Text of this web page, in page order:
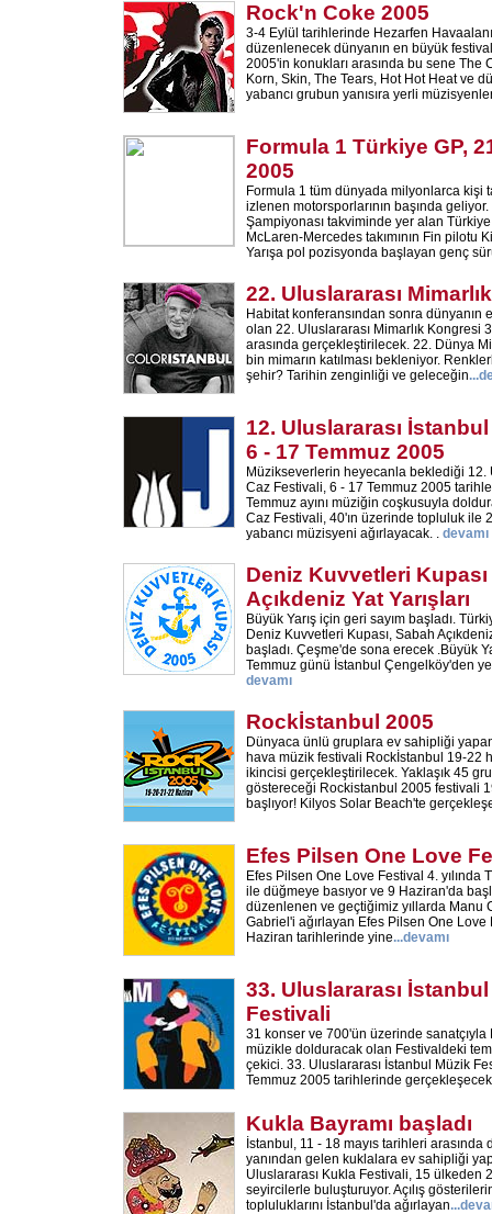
Rock'n Coke 2005
3-4 Eylül tarihlerinde Hezarfen
düzenlenecek dünyanın en büyük
2005'in konukları arasında bu sene The
Korn, Skin, The Tears, Hot Hot Heat ve
yabancı grubun yanısıra yerli
Formula 1 Türkiye GP,
2005
Formula 1 tüm dünyada milyonlarca kişi
izlenen motorsporlarının başında
Şampiyonası takviminde yer alan
McLaren-Mercedes takımının Fin pilotu
Yarışa pol pozisyonda başlayan genç
22. Uluslararası
Habitat konferansından sonra dünyanın
olan 22. Uluslararası Mimarlık Kongresi
arasında gerçekleştirilecek. 22. Dünya
bin mimarın katılması bekleniyor.
şehir? Tarihin zenginliği ve geleceğin...
12. Uluslararası
6 - 17 Temmuz 2005
Müzikseverlerin heyecanla beklediği 12.
Caz Festivali, 6 - 17 Temmuz 2005
Temmuz ayını müziğin coşkusuyla
Caz Festivali, 40'ın üzerinde topluluk ile
yabancı müzisyeni ağırlayacak. . devamı
Deniz Kuvvetleri
Açıkdeniz Yat Yarışları
Büyük Yarış için geri sayım başladı.
Deniz Kuvvetleri Kupası, Sabah
başladı. Çeşme'de sona erecek .Büyük
Temmuz günü İstanbul Çengelköy'den
devamı
Rockİstanbul 2005
Dünyaca ünlü gruplara ev sahipliği
hava müzik festivali Rockİstanbul 19-22
ikincisi gerçekleştirilecek. Yaklaşık 45
göstereceği Rockistanbul 2005 festivali
başlıyor! Kilyos Solar Beach'te
Efes Pilsen One Love
Efes Pilsen One Love Festival 4. yılında
ile düğmeye basıyor ve 9 Haziran'da
düzenlenen ve geçtiğimiz yıllarda Manu
Gabriel'i ağırlayan Efes Pilsen One Love
Haziran tarihlerinde yine...devamı
33. Uluslararası
Festivali
31 konser ve 700'ün üzerinde sanatçıyla
müzikle dolduracak olan Festivaldeki
çekici. 33. Uluslararası İstanbul Müzik
Temmuz 2005 tarihlerinde
Kukla Bayramı başladı
İstanbul, 11 - 18 mayıs tarihleri arasında
yanından gelen kuklalara ev sahipliği
Uluslararası Kukla Festivali, 15 ülkeden
seyircilerle buluşturuyor. Açılış
topluluklarını İstanbul'da ağırlayan...